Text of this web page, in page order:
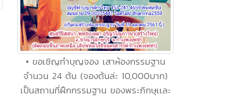
• ขอเชิญทำบุญจอง เสาห้องกรรมฐาน
จำนวน 24 ต้น (จองต้นล่ะ 10,000บาท)
เป็นสถานที่ฝึกกรรมฐาน ของพระภิกษุเเละ